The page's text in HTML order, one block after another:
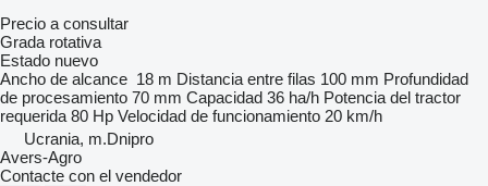
Precio a consultar
Grada rotativa
Estado nuevo
Ancho de alcance 18 m Distancia entre filas 100 mm Profundidad
de procesamiento 70 mm Capacidad 36 ha/h Potencia del tractor
requerida 80 Hp Velocidad de funcionamiento 20 km/h
Ucrania, m.Dnipro
Avers-Agro
Contacte con el vendedor